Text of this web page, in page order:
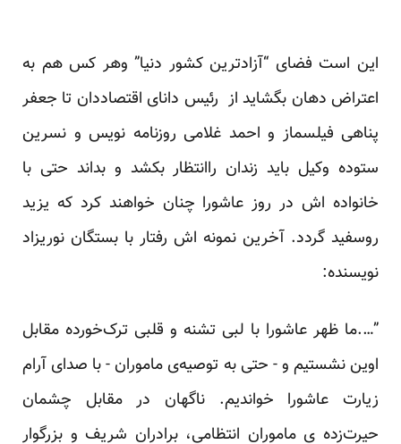
این است فضای “آزادترین کشور دنیا” وهر کس هم به
اعتراض دهان بگشاید از رئیس دانای اقتصاددان تا جعفر
پناهی فیلسماز و احمد غلامی روزنامه نویس و نسرین
ستوده وکیل باید زندان راانتظار بکشد و بداند حتی با
خانواده اش در روز عاشورا چنان خواهند کرد که یزید
روسفید گردد. آخرین نمونه اش رفتار با بستگان نوریزاد
نویسنده:
”….ما ظهر عاشورا با لبی تشنه و قلبی ترک‌خورده مقابل
اوین نشستیم و - حتی به توصیه‌ی ماموران - با صدای آرام
زیارت عاشورا خواندیم. ناگهان در مقابل چشمان
حیرت‌زده ی ماموران انتظامی، برادران شریف و بزرگوار